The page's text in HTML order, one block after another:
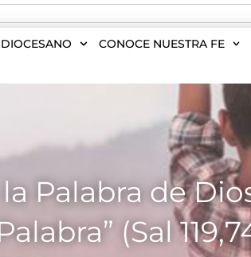
CONOCE NUESTRA FE
Palabra de
(Sal